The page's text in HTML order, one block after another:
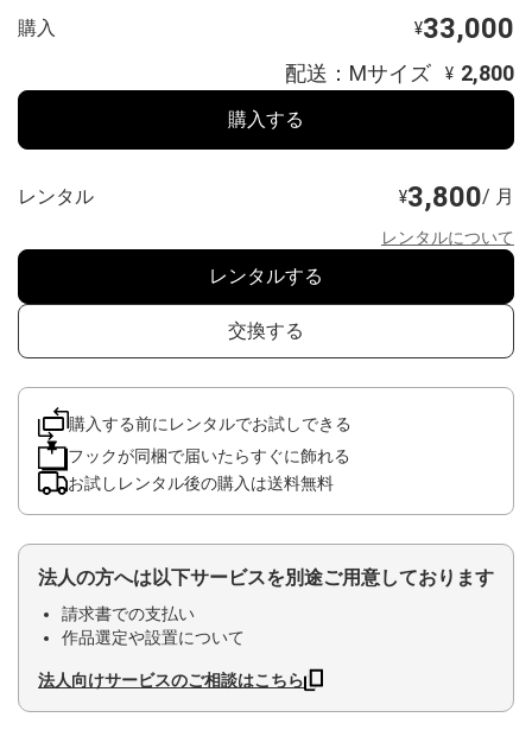
購入 ¥33,000
配送：Mサイズ ¥ 2,800
購入する
レンタル ¥3,800/ 月
レンタルについて
レンタルする
交換する
購入する前にレンタルでお試しできる
フックが同梱で届いたらすぐに飾れる
お試しレンタル後の購入は送料無料
法人の方へは以下サービスを別途ご用意しております
請求書での支払い
作品選定や設置について
法人向けサービスのご相談はこちら